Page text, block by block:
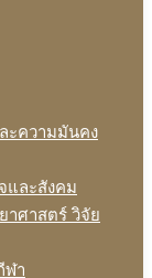
ะความมันคง
และสังคม
าศาสตร์ วิจัย
ฬา